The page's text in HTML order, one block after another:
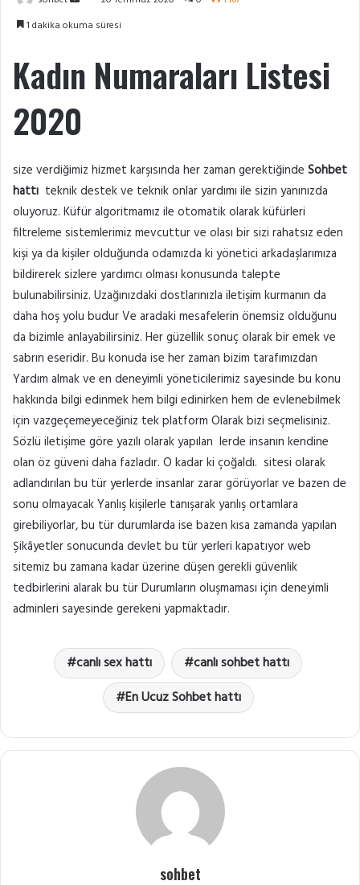
1 dakika okuma süresi
Kadın Numaraları Listesi
2020
size verdiğimiz hizmet karşısında her zaman gerektiğinde Sohbet
hattı teknik destek ve teknik onlar yardımı ile sizin yanınızda
oluyoruz. Küfür algoritmamız ile otomatik olarak küfürleri
filtreleme sistemlerimiz mevcuttur ve olası bir sizi rahatsız eden
kişi ya da kişiler olduğunda odamızda ki yönetici arkadaşlarımıza
bildirerek sizlere yardımcı olması konusunda talepte
bulunabilirsiniz. Uzağınızdaki dostlarınızla iletişim kurmanın da
daha hoş yolu budur Ve aradaki mesafelerin önemsiz olduğunu
da bizimle anlayabilirsiniz. Her güzellik sonuç olarak bir emek ve
sabrın eseridir. Bu konuda ise her zaman bizim tarafımızdan
Yardım almak ve en deneyimli yöneticilerimiz sayesinde bu konu
hakkında bilgi edinmek hem bilgi edinirken hem de evlenebilmek
için vazgeçemeyeceğiniz tek platform Olarak bizi seçmelisiniz.
Sözlü iletişime göre yazılı olarak yapılan lerde insanın kendine
olan öz güveni daha fazladır. O kadar ki çoğaldı. sitesi olarak
adlandırılan bu tür yerlerde insanlar zarar görüyorlar ve bazen de
sonu olmayacak Yanlış kişilerle tanışarak yanlış ortamlara
girebiliyorlar, bu tür durumlarda ise bazen kısa zamanda yapılan
Şikâyetler sonucunda devlet bu tür yerleri kapatıyor web
sitemiz bu zamana kadar üzerine düşen gerekli güvenlik
tedbirlerini alarak bu tür Durumların oluşmaması için deneyimli
adminleri sayesinde gerekeni yapmaktadır.
canlı sex hattı
canlı sohbet hattı
En Ucuz Sohbet hattı
sohbet